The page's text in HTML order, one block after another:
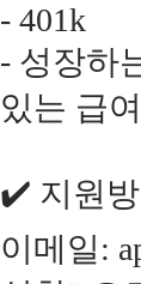
- 401k
- 성장하
있는 급
✔️ 지원방
이메일: